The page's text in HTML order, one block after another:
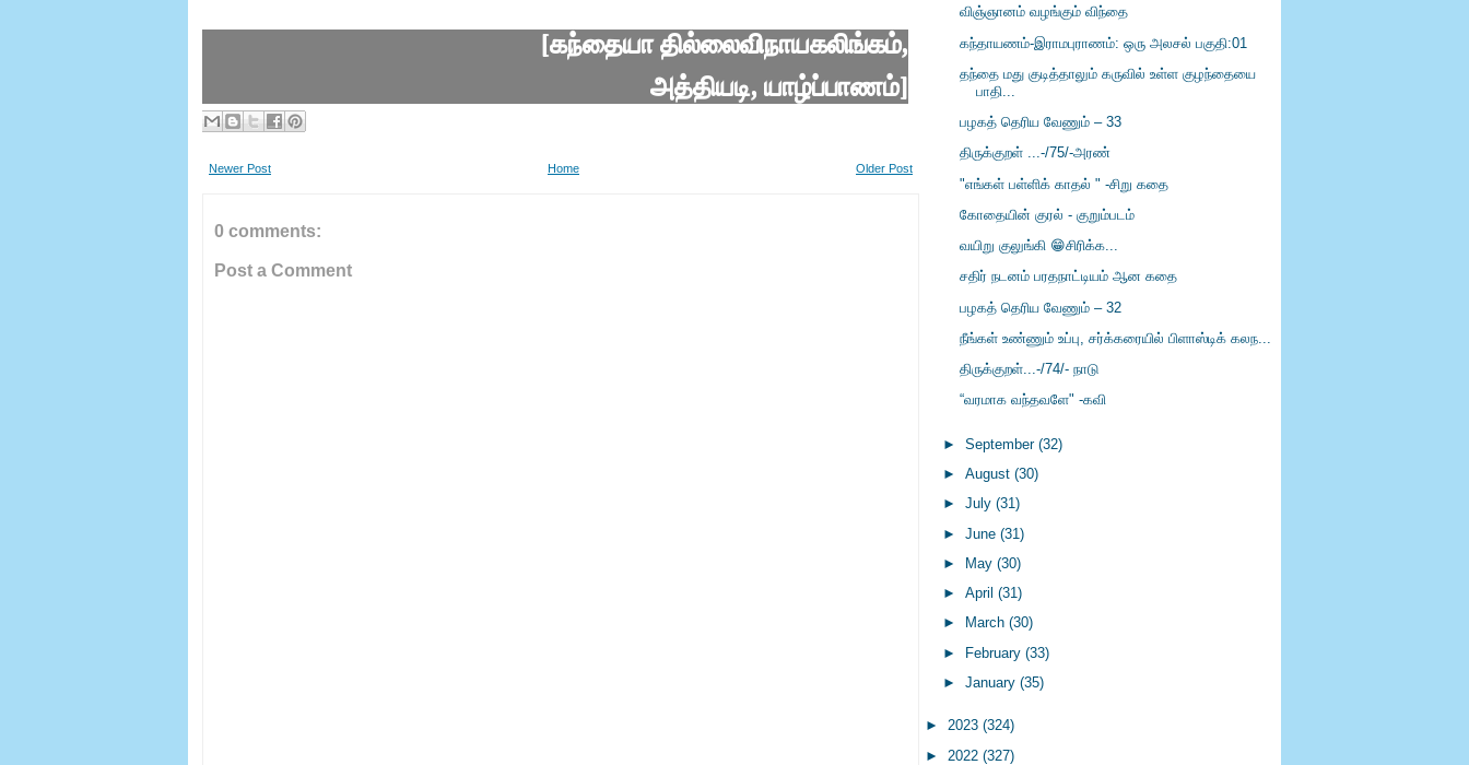
[கந்தையா தில்லைவிநாயகலிங்கம்,
அத்தியடி, யாழ்ப்பாணம்]
Newer Post Older Post
Home
0 comments:
Post a Comment
விஞ்ஞானம் வழங்கும் விந்தை
கந்தாயணம்-இராமபுராணம்: ஒரு அலசல் பகுதி:01
தந்தை மது குடித்தாலும் கருவில் உள்ள குழந்தையை
பாதி...
பழகத் தெரிய வேணும் – 33
திருக்குறள் ...-/75/-அரண்
"எங்கள் பள்ளிக் காதல் " -சிறு கதை
கோதையின் குரல் - குறும்படம்
வயிறு குலுங்கி 😁சிரிக்க...
சதிர் நடனம் பரதநாட்டியம் ஆன கதை
பழகத் தெரிய வேணும் – 32
நீங்கள் உண்ணும் உப்பு, சர்க்கரையில் பிளாஸ்டிக் கலந...
திருக்குறள்...-/74/- நாடு
“வரமாக வந்தவளே" -கவி
► September (32)
► August (30)
► July (31)
► June (31)
►
May (30)
► April (31)
►
March (30)
► February (33)
► January (35)
► 2023 (324)
► 2022 (327)